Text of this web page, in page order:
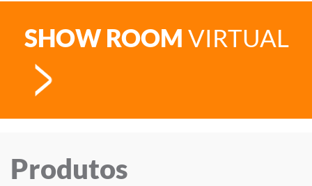
SHOW ROOM VIRTUAL
Produtos